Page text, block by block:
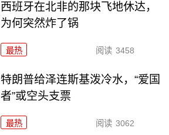
西班牙在北非的那块飞地休达，
为何突然炸了锅
最热 阅读 3458
特朗普给泽连斯基泼冷水，“爱国
者”或空头支票
最热 阅读 3062